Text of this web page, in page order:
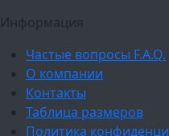
Информация
Частые вопросы F.A.Q.
О компании
Контакты
Таблица размеров
Политика